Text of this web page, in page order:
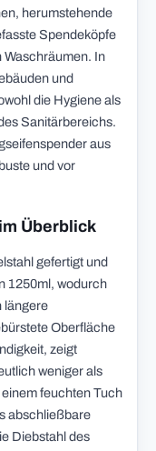
herumstehende
Spendeköpfe
Waschräumen. In
und
die Hygiene als
Sanitärbereichs.
aus
und vor
Überblick
gefertigt und
1250ml, wodurch
längere
Oberfläche
zeigt
weniger als
feuchten Tuch
abschließbare
Diebstahl des